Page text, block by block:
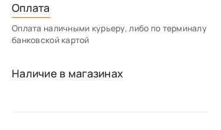
Оплата
Оплата наличными курьеру, либо по терминалу
банковской картой
Наличие в магазинах